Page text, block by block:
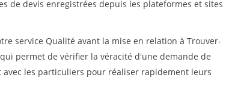
de devis enregistrées depuis les plateformes et sites
service Qualité avant la mise en relation à Trouver-
permet de vérifier la véracité d'une demande de
les particuliers pour réaliser rapidement leurs